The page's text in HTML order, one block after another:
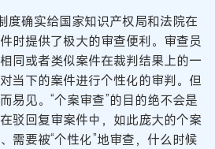
度确实给国家知识产权局和法院在
时提供了极大的审查便利。审查员
同或者类似案件在裁判结果上的一
当下的案件进行个性化的审判。但
易见。“个案审查”的目的绝不会是
驳回复审案件中，如此庞大的个案
需要被“个性化”地审查，什么时候